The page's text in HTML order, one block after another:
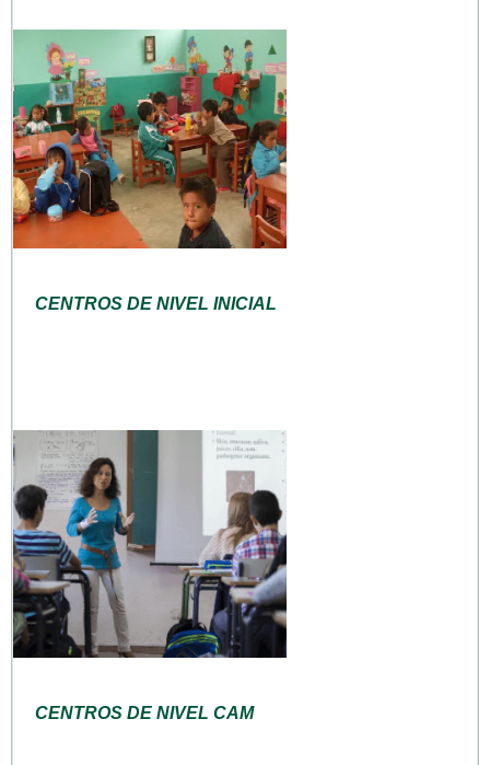
CENTROS DE NIVEL INICIAL
CENTROS DE NIVEL CAM